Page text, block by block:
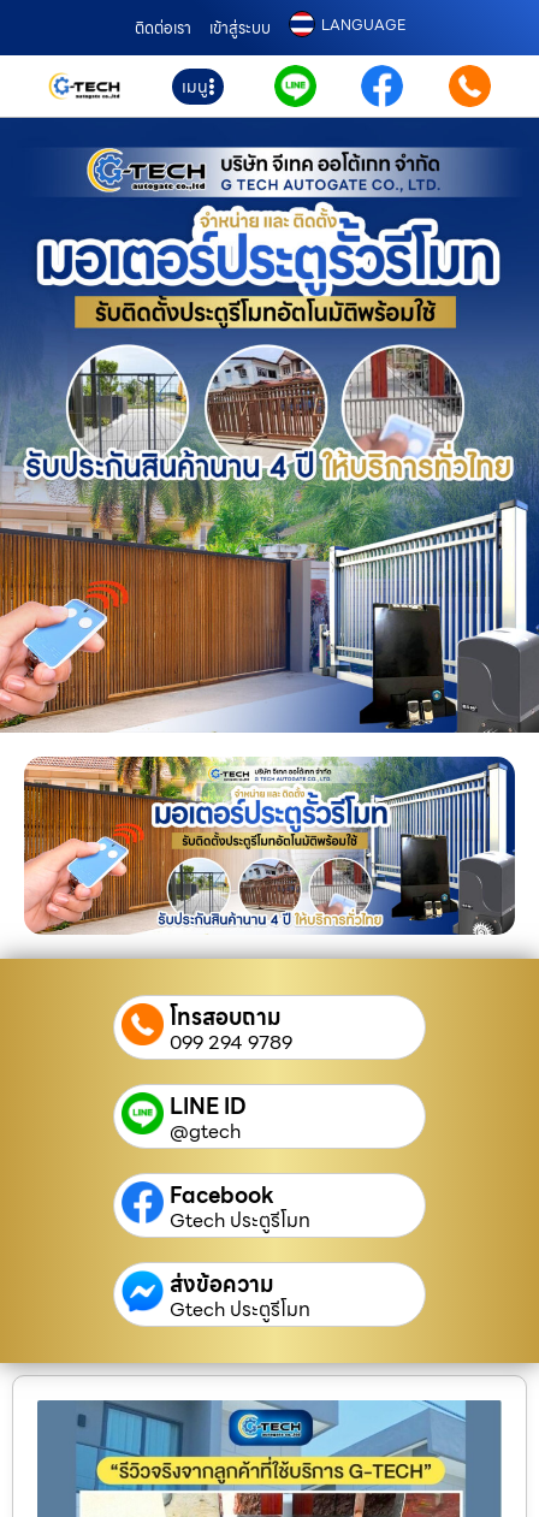
ติดต่อเรา เข้าสู่ระบบ LANGUAGE
เมนู
โทรสอบถาม
099 294 9789
LINE ID
@gtech
Facebook
Gtech ประตูรีโมท
ส่งข้อความ
Gtech ประตูรีโมท